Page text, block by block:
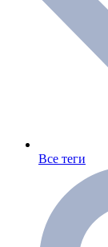
Все теги